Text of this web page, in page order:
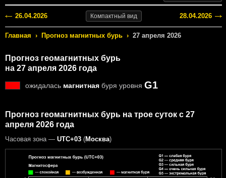
26.04.2026 Компактный вид 28.04.2026
Главная › Прогноз магнитных бурь › 27 апреля 2026
Прогноз геомагнитных бурь
на 27 апреля 2026 года
ожидалась магнитная буря уровня G1
Прогноз геомагнитных бурь на трое суток с 27
апреля 2026 года
Часовая зона — UTC+03 (Москва)